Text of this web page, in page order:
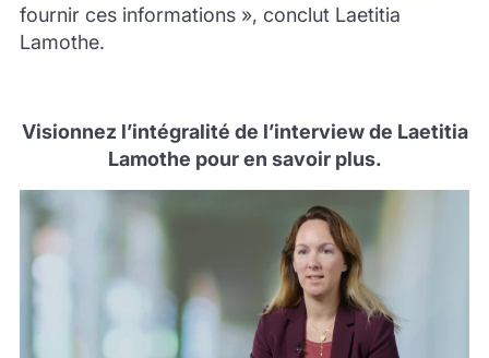
fournir ces informations », conclut Laetitia
Lamothe.
Visionnez l’intégralité de l’interview de Laetitia
Lamothe pour en savoir plus.